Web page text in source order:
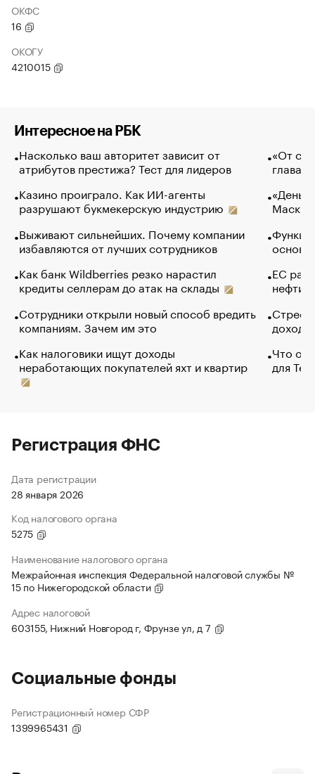
ОКФС
16
ОКОГУ
4210015
Интересное на РБК
Насколько ваш авторитет зависит от
атрибутов престижа? Тест для лидеров
Казино проиграло. Как ИИ-агенты
разрушают букмекерскую индустрию
Выживают сильнейших. Почему компании
избавляются от лучших сотрудников
Как банк Wildberries резко нарастил
кредиты селлерам до атак на склады
Сотрудники открыли новый способ вредить
компаниям. Зачем им это
Как налоговики ищут доходы
неработающих покупателей яхт и квартир
«От
глава
Маск в
основ
ЕС
нефти
Что
для
Регистрация ФНС
Дата регистрации
28 января 2026
Код налогового органа
5275
Наименование налогового органа
Межрайонная инспекция Федеральной налоговой службы №
15 по Нижегородской области
Адрес налоговой
603155, Нижний Новгород г, Фрунзе ул, д 7
Социальные фонды
Регистрационный номер СФР
1399965431